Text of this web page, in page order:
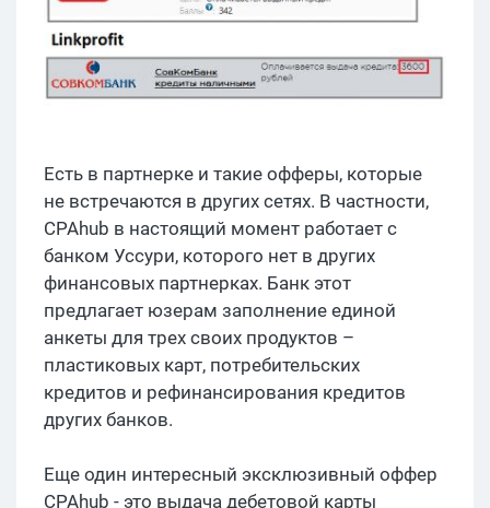
Есть в партнерке и такие офферы, которые
не встречаются в других сетях. В частности,
CPAhub в настоящий момент работает с
банком Уссури, которого нет в других
финансовых партнерках. Банк этот
предлагает юзерам заполнение единой
анкеты для трех своих продуктов –
пластиковых карт, потребительских
кредитов и рефинансирования кредитов
других банков.
Еще один интересный эксклюзивный оффер
CPAhub - это выдача дебетовой карты